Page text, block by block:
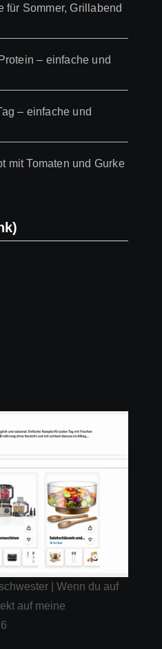
für Sommer, Grillabend
– einfache und
– einfache und
mit Tomaten und Gurke
| Wenn du auf
auf meine